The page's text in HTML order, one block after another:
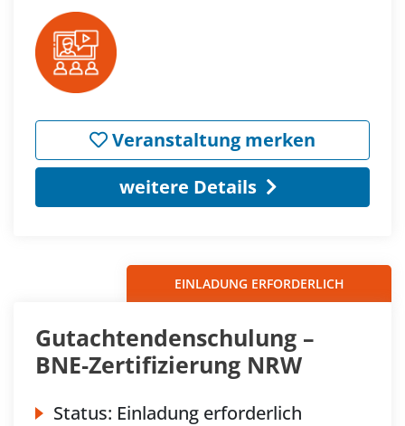
Veranstaltung merken
weitere Details
EINLADUNG ERFORDERLICH
Gutachtendenschulung –
BNE‐Zertifizierung NRW
Status: Einladung erforderlich